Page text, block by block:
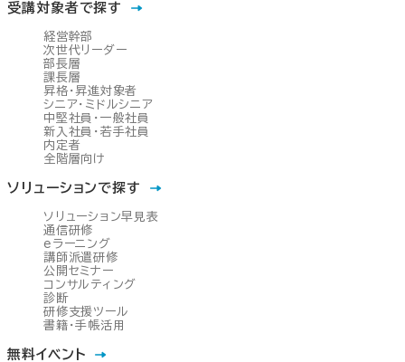
受講対象者で探す
経営幹部
次世代リーダー
部長層
課長層
昇格・昇進対象者
シニア・ミドルシニア
中堅社員・一般社員
新入社員・若手社員
内定者
全階層向け
ソリューションで探す
ソリューション早見表
通信研修
eラーニング
講師派遣研修
公開セミナー
コンサルティング
診断
研修支援ツール
書籍・手帳活用
無料イベント